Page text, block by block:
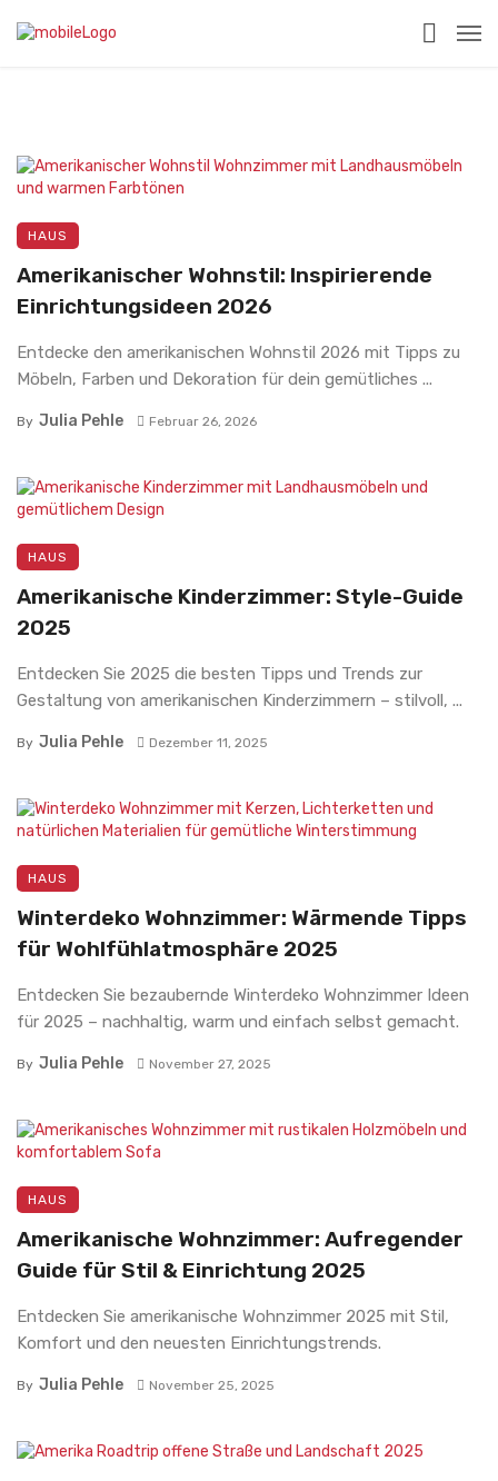
HAUS
Amerikanischer Wohnstil: Inspirierende
Einrichtungsideen 2026
Entdecke den amerikanischen Wohnstil 2026 mit Tipps zu
Möbeln, Farben und Dekoration für dein gemütliches ...
By Julia Pehle Februar 26, 2026
HAUS
Amerikanische Kinderzimmer: Style-Guide
2025
Entdecken Sie 2025 die besten Tipps und Trends zur
Gestaltung von amerikanischen Kinderzimmern – stilvoll, ...
By Julia Pehle Dezember 11, 2025
HAUS
Winterdeko Wohnzimmer: Wärmende Tipps
für Wohlfühlatmosphäre 2025
Entdecken Sie bezaubernde Winterdeko Wohnzimmer Ideen
für 2025 – nachhaltig, warm und einfach selbst gemacht.
By Julia Pehle November 27, 2025
HAUS
Amerikanische Wohnzimmer: Aufregender
Guide für Stil & Einrichtung 2025
Entdecken Sie amerikanische Wohnzimmer 2025 mit Stil,
Komfort und den neuesten Einrichtungstrends.
By Julia Pehle November 25, 2025